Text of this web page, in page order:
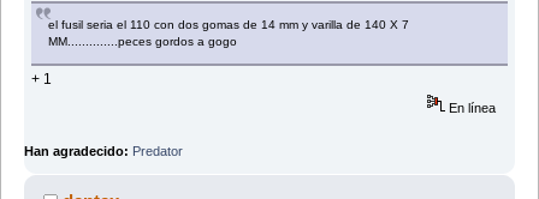
el fusil seria el 110 con dos gomas de 14 mm y varilla de 140 X 7
MM..............peces gordos a gogo
+ 1
En línea
Han agradecido: Predator